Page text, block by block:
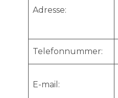
Adresse:
Telefonnummer:
E-mail: